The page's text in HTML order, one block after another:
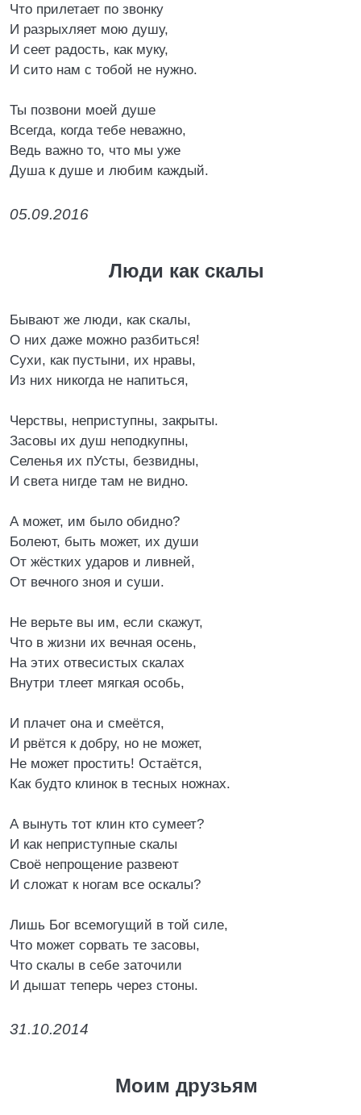
Что прилетает по звонку
И разрыхляет мою душу,
И сеет радость, как муку,
И сито нам с тобой не нужно.
Ты позвони моей душе
Всегда, когда тебе неважно,
Ведь важно то, что мы уже
Душа к душе и любим каждый.
05.09.2016
Люди как скалы
Бывают же люди, как скалы,
О них даже можно разбиться!
Сухи, как пустыни, их нравы,
Из них никогда не напиться,
Черствы, неприступны, закрыты.
Засовы их душ неподкупны,
Селенья их пУсты, безвидны,
И света нигде там не видно.
А может, им было обидно?
Болеют, быть может, их души
От жёстких ударов и ливней,
От вечного зноя и суши.
Не верьте вы им, если скажут,
Что в жизни их вечная осень,
На этих отвесистых скалах
Внутри тлеет мягкая особь,
И плачет она и смеётся,
И рвётся к добру, но не может,
Не может простить! Остаётся,
Как будто клинок в тесных ножнах.
А вынуть тот клин кто сумеет?
И как неприступные скалы
Своё непрощение развеют
И сложат к ногам все оскалы?
Лишь Бог всемогущий в той силе,
Что может сорвать те засовы,
Что скалы в себе заточили
И дышат теперь через стоны.
31.10.2014
Моим друзьям